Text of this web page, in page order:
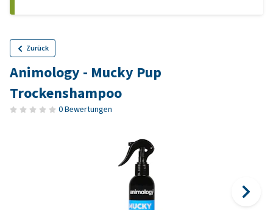
Zurück
Animology - Mucky Pup
Trockenshampoo
0 Bewertungen